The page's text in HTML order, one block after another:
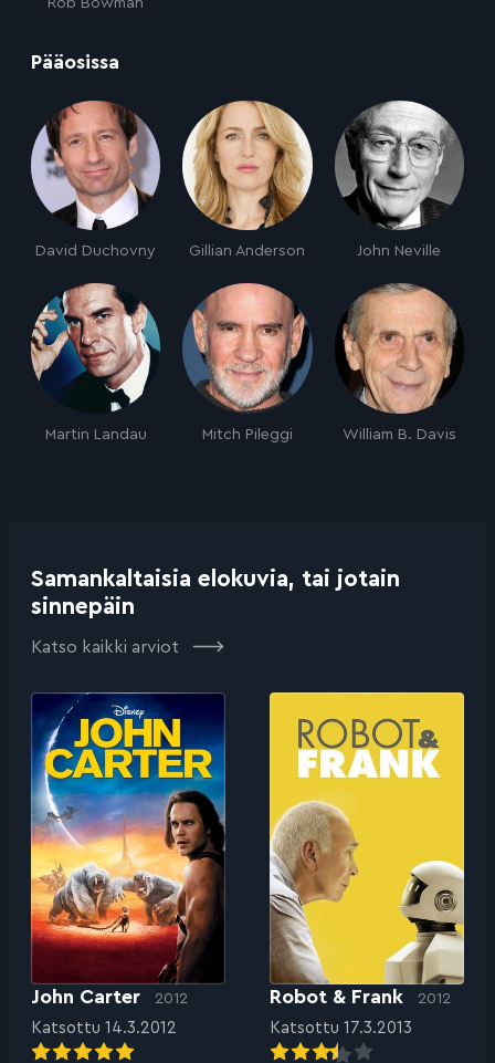
Rob Bowman
Pääosissa
David Duchovny Gillian Anderson John Neville
Martin Landau Mitch Pileggi William B. Davis
Samankaltaisia elokuvia, tai jotain
sinnepäin
Katso kaikki arviot
John Carter 2012
Katsottu 14.3.2012
Robot & Frank 2012
Katsottu 17.3.2013